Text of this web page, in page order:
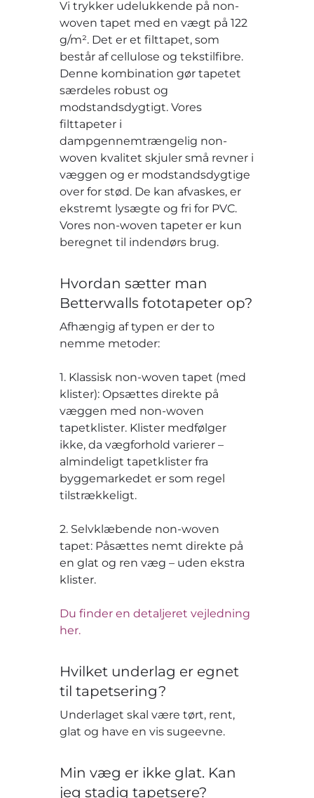
Vi trykker udelukkende på non-
woven tapet med en vægt på 122
g/m². Det er et filttapet, som
består af cellulose og tekstilfibre.
Denne kombination gør tapetet
særdeles robust og
modstandsdygtigt. Vores
filttapeter i
dampgennemtrængelig non-
woven kvalitet skjuler små revner i
væggen og er modstandsdygtige
over for stød. De kan afvaskes, er
ekstremt lysægte og fri for PVC.
Vores non-woven tapeter er kun
beregnet til indendørs brug.
Hvordan sætter man
Betterwalls fototapeter op?
Afhængig af typen er der to
nemme metoder:
1. Klassisk non-woven tapet (med
klister): Opsættes direkte på
væggen med non-woven
tapetklister. Klister medfølger
ikke, da vægforhold varierer –
almindeligt tapetklister fra
byggemarkedet er som regel
tilstrækkeligt.
2. Selvklæbende non-woven
tapet: Påsættes nemt direkte på
en glat og ren væg – uden ekstra
klister.
Du finder en detaljeret vejledning
her.
Hvilket underlag er egnet
til tapetsering?
Underlaget skal være tørt, rent,
glat og have en vis sugeevne.
Min væg er ikke glat. Kan
jeg stadig tapetsere?